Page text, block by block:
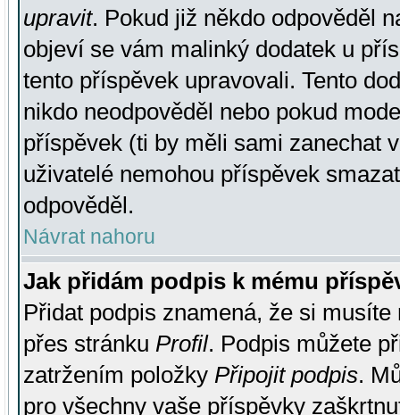
upravit. Pokud již někdo odpověděl
objeví se vám malinký dodatek u
tento příspěvek upravovali. Tento
nikdo neodpověděl nebo pokud
příspěvek (ti by měli sami zanechat
uživatelé nemohou příspěvek
odpověděl.
Návrat nahoru
Jak přidám podpis k mému
Přidat podpis znamená, že si
přes stránku Profil. Podpis můžete
zatržením položky Připojit podpis.
pro všechny vaše příspěvky